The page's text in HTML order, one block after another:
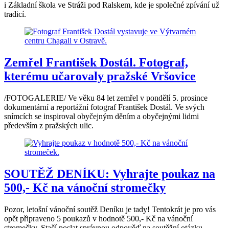
i Základní škola ve Stráži pod Ralskem, kde je společné zpívání už
tradicí.
Zemřel František Dostál. Fotograf,
kterému učarovaly pražské Vršovice
/FOTOGALERIE/ Ve věku 84 let zemřel v pondělí 5. prosince
dokumentární a reportážní fotograf František Dostál. Ve svých
snímcích se inspiroval obyčejným děním a obyčejnými lidmi
především z pražských ulic.
SOUTĚŽ DENÍKU: Vyhrajte poukaz na
500,- Kč na vánoční stromečky
Pozor, letošní vánoční soutěž Deníku je tady! Tentokrát je pro vás
opět připraveno 5 poukazů v hodnotě 500,- Kč na vánoční